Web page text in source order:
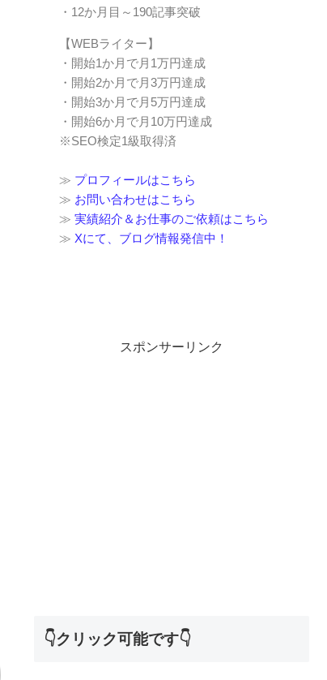
・12か月目～190記事突破
【WEBライター】
・開始1か月で月1万円達成
・開始2か月で月3万円達成
・開始3か月で月5万円達成
・開始6か月で月10万円達成
※SEO検定1級取得済
≫ プロフィールはこちら
≫ お問い合わせはこちら
≫ 実績紹介＆お仕事のご依頼はこちら
≫ Xにて、ブログ情報発信中！
スポンサーリンク
👇クリック可能です👇